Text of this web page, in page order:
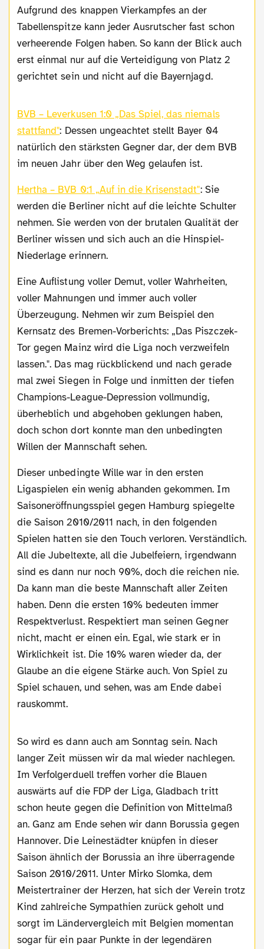
Aufgrund des knappen Vierkampfes an der
Tabellenspitze kann jeder Ausrutscher fast schon
verheerende Folgen haben. So kann der Blick auch
erst einmal nur auf die Verteidigung von Platz 2
gerichtet sein und nicht auf die Bayernjagd.
BVB – Leverkusen 1:0 „Das Spiel, das niemals
stattfand": Dessen ungeachtet stellt Bayer 04
natürlich den stärksten Gegner dar, der dem BVB
im neuen Jahr über den Weg gelaufen ist.
Hertha – BVB 0:1 „Auf in die Krisenstadt": Sie
werden die Berliner nicht auf die leichte Schulter
nehmen. Sie werden von der brutalen Qualität der
Berliner wissen und sich auch an die Hinspiel-
Niederlage erinnern.
Eine Auflistung voller Demut, voller Wahrheiten,
voller Mahnungen und immer auch voller
Überzeugung. Nehmen wir zum Beispiel den
Kernsatz des Bremen-Vorberichts: „Das Piszczek-
Tor gegen Mainz wird die Liga noch verzweifeln
lassen.". Das mag rückblickend und nach gerade
mal zwei Siegen in Folge und inmitten der tiefen
Champions-League-Depression vollmundig,
überheblich und abgehoben geklungen haben,
doch schon dort konnte man den unbedingten
Willen der Mannschaft sehen.
Dieser unbedingte Wille war in den ersten
Ligaspielen ein wenig abhanden gekommen. Im
Saisoneröffnungsspiel gegen Hamburg spiegelte
die Saison 2010/2011 nach, in den folgenden
Spielen hatten sie den Touch verloren. Verständlich.
All die Jubeltexte, all die Jubelfeiern, irgendwann
sind es dann nur noch 90%, doch die reichen nie.
Da kann man die beste Mannschaft aller Zeiten
haben. Denn die ersten 10% bedeuten immer
Respektverlust. Respektiert man seinen Gegner
nicht, macht er einen ein. Egal, wie stark er in
Wirklichkeit ist. Die 10% waren wieder da, der
Glaube an die eigene Stärke auch. Von Spiel zu
Spiel schauen, und sehen, was am Ende dabei
rauskommt.
So wird es dann auch am Sonntag sein. Nach
langer Zeit müssen wir da mal wieder nachlegen.
Im Verfolgerduell treffen vorher die Blauen
auswärts auf die FDP der Liga, Gladbach tritt
schon heute gegen die Definition von Mittelmaß
an. Ganz am Ende sehen wir dann Borussia gegen
Hannover. Die Leinestädter knüpfen in dieser
Saison ähnlich der Borussia an ihre überragende
Saison 2010/2011. Unter Mirko Slomka, dem
Meistertrainer der Herzen, hat sich der Verein trotz
Kind zahlreiche Sympathien zurück geholt und
sorgt im Ländervergleich mit Belgien momentan
sogar für ein paar Punkte in der legendären